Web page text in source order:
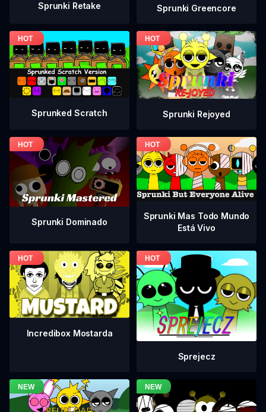
Sprunki Retake Sprunki Greencore
Sprunked Scratch Sprunki Rejoyed
Sprunki Dominado
Sprunki Mas Todo Mundo
Está Vivo
Incredibox Mostarda
Sprejecz